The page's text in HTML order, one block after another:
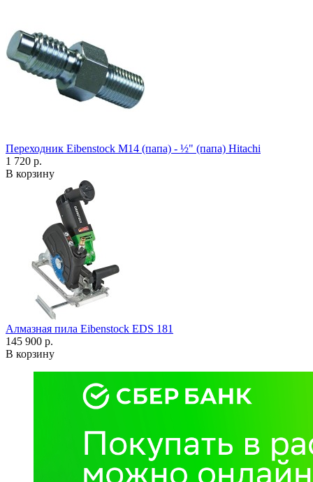
Переходник Eibenstock M14 (папа) - ½" (папа) Hitachi
1 720 р.
В корзину
Алмазная пила Eibenstock EDS 181
145 900 р.
В корзину